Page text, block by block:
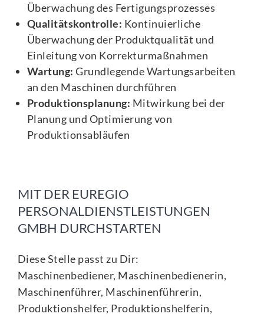
Überwachung des Fertigungsprozesses
Qualitätskontrolle: Kontinuierliche
Überwachung der Produktqualität und
Einleitung von Korrekturmaßnahmen
Wartung: Grundlegende Wartungsarbeiten
an den Maschinen durchführen
Produktionsplanung: Mitwirkung bei der
Planung und Optimierung von
Produktionsabläufen
MIT DER EUREGIO
PERSONALDIENSTLEISTUNGEN
GMBH DURCHSTARTEN
Diese Stelle passt zu Dir:
Maschinenbediener, Maschinenbedienerin,
Maschinenführer, Maschinenführerin,
Produktionshelfer, Produktionshelferin,